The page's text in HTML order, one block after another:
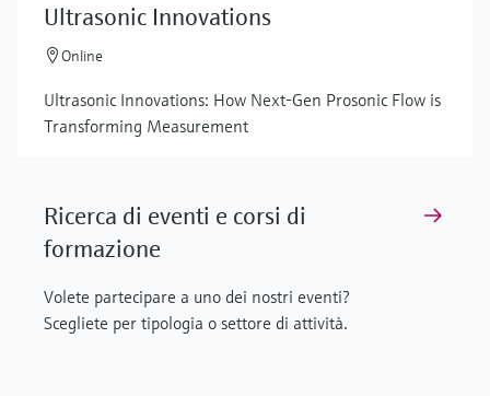
Ultrasonic Innovations
Online
Ultrasonic Innovations: How Next-Gen Prosonic Flow is
Transforming Measurement
Ricerca di eventi e corsi di
formazione
Volete partecipare a uno dei nostri eventi?
Scegliete per tipologia o settore di attività.